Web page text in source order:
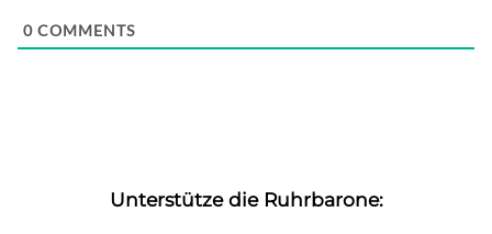
0 COMMENTS
Unterstütze die Ruhrbarone: